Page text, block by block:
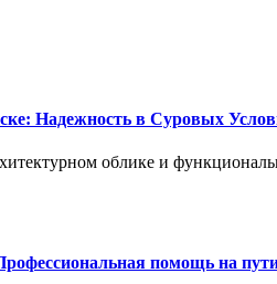
Надежность в Суровых
облике и
помощь на